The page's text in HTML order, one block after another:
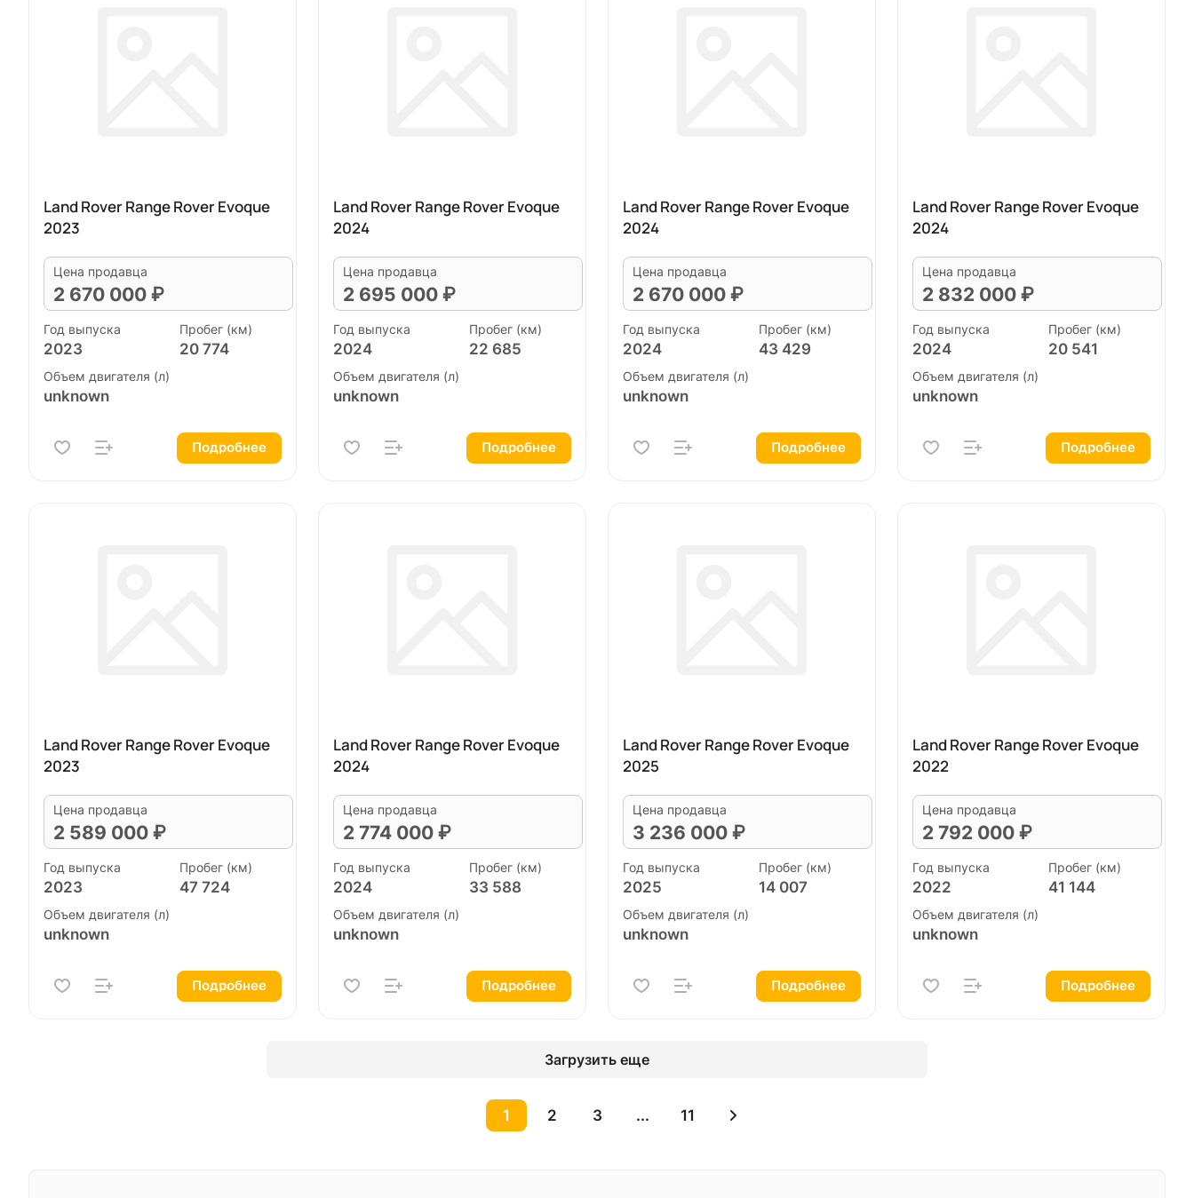
Land Rover Range Rover Evoque
2023
Цена продавца
2 670 000 ₽
Год выпуска
2023
Пробег (км)
20 774
Объем двигателя (л)
unknown
Подробнее
Land Rover Range Rover Evoque
2024
Цена продавца
2 695 000 ₽
Год выпуска
2024
Пробег (км)
22 685
Объем двигателя (л)
unknown
Подробнее
Land Rover Range Rover Evoque
2024
Цена продавца
2 670 000 ₽
Год выпуска
2024
Пробег (км)
43 429
Объем двигателя (л)
unknown
Подробнее
Land Rover Range Rover Evoque
2024
Цена продавца
2 832 000 ₽
Год выпуска
2024
Пробег (км)
20 541
Объем двигателя (л)
unknown
Подробнее
Land Rover Range Rover Evoque
2023
Цена продавца
2 589 000 ₽
Год выпуска
2023
Пробег (км)
47 724
Объем двигателя (л)
unknown
Подробнее
Land Rover Range Rover Evoque
2024
Цена продавца
2 774 000 ₽
Год выпуска
2024
Пробег (км)
33 588
Объем двигателя (л)
unknown
Подробнее
Land Rover Range Rover Evoque
2025
Цена продавца
3 236 000 ₽
Год выпуска
2025
Пробег (км)
14 007
Объем двигателя (л)
unknown
Подробнее
Land Rover Range Rover Evoque
2022
Цена продавца
2 792 000 ₽
Год выпуска
2022
Пробег (км)
41 144
Объем двигателя (л)
unknown
Подробнее
Загрузить еще
1 2 3 ... 11